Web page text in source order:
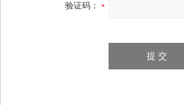
验证码：